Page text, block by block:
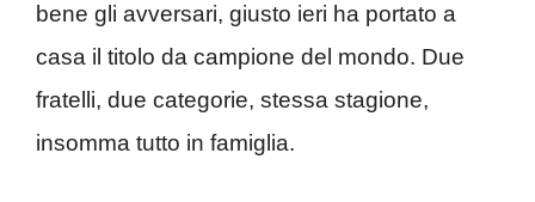
bene gli avversari, giusto ieri ha portato a
casa il titolo da campione del mondo. Due
fratelli, due categorie, stessa stagione,
insomma tutto in famiglia.